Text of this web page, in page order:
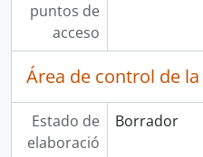
puntos de
acceso
Área de control de
Estado de
elaboració
Borrador